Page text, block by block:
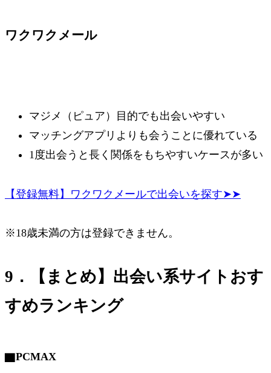
ワクワクメール
マジメ（ピュア）目的でも出会いやすい
マッチングアプリよりも会うことに優れている
1度出会うと長く関係をもちやすいケースが多い
【登録無料】ワクワクメールで出会いを探す➤➤
※18歳未満の方は登録できません。
9．【まとめ】出会い系サイトおす
すめランキング
▇PCMAX